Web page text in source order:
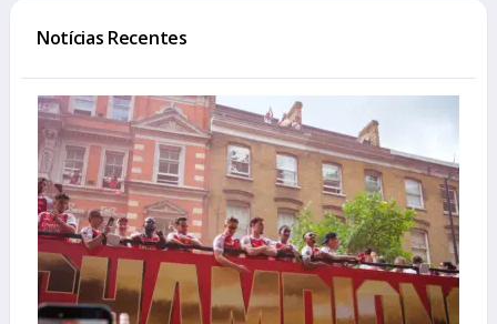
Notícias Recentes